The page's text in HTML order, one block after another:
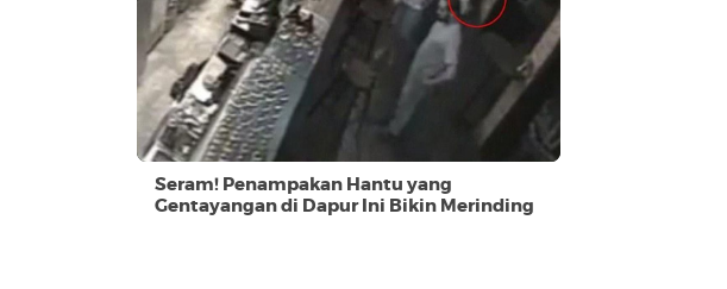
Seram! Penampakan Hantu yang
Gentayangan di Dapur Ini Bikin Merinding